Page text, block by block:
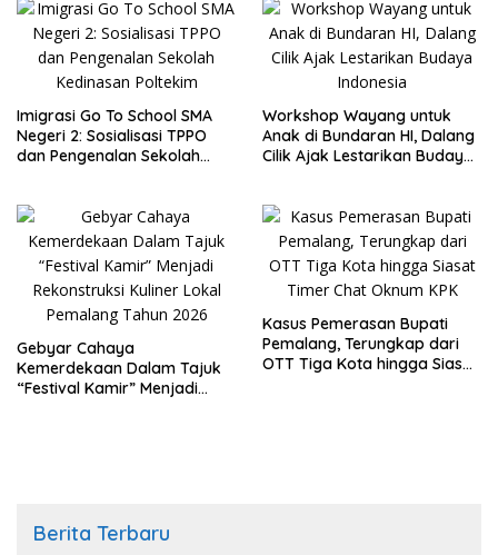
Imigrasi Go To School SMA
Negeri 2: Sosialisasi TPPO
dan Pengenalan Sekolah
Workshop Wayang untuk
Anak di Bundaran HI, Dalang
Cilik Ajak Lestarikan Budaya
Gebyar Cahaya
Kemerdekaan Dalam Tajuk
“Festival Kamir” Menjadi
Kasus Pemerasan Bupati
Pemalang, Terungkap dari
OTT Tiga Kota hingga Siasat
Berita Terbaru